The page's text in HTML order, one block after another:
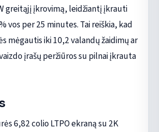
greitąjį įkrovimą, leidžiantį įkrauti
vos per 25 minutes. Tai reiškia, kad
mėgautis iki 10,2 valandų žaidimų ar
įrašų peržiūros su pilnai įkrauta
6,82 colio LTPO ekraną su 2K